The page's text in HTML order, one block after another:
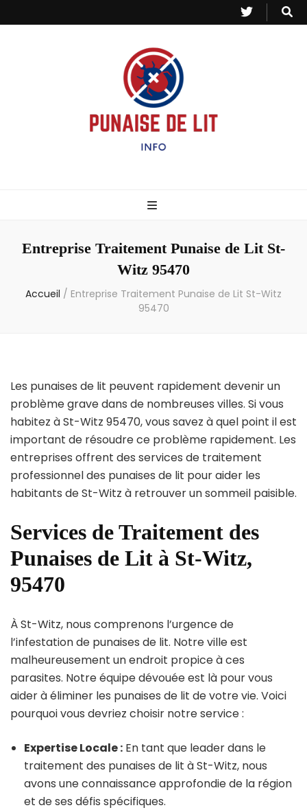
– Info
Entreprise Traitement Punaise de Lit St-
Witz 95470
Accueil / Entreprise Traitement Punaise de Lit St-Witz
95470
Les punaises de lit peuvent rapidement devenir un
problème grave dans de nombreuses villes. Si vous
habitez à St-Witz 95470, vous savez à quel point il est
important de résoudre ce problème rapidement. Les
entreprises offrent des services de traitement
professionnel des punaises de lit pour aider les
habitants de St-Witz à retrouver un sommeil paisible.
Services de Traitement des
Punaises de Lit à St-Witz,
95470
À St-Witz, nous comprenons l’urgence de
l’infestation de punaises de lit. Notre ville est
malheureusement un endroit propice à ces
parasites. Notre équipe dévouée est là pour vous
aider à éliminer les punaises de lit de votre vie. Voici
pourquoi vous devriez choisir notre service :
Expertise Locale : En tant que leader dans le
traitement des punaises de lit à St-Witz, nous
avons une connaissance approfondie de la région
et de ses défis spécifiques.